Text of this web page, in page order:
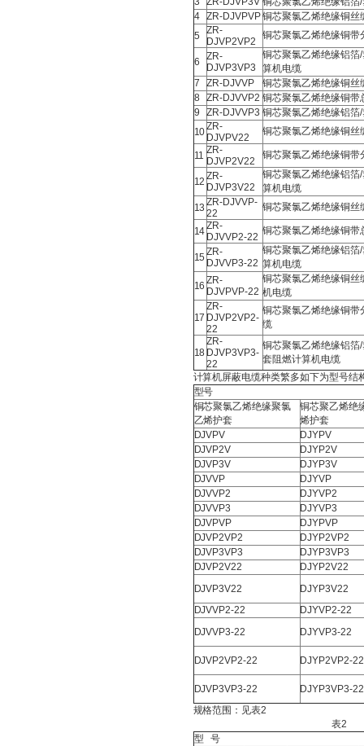
4
ZR-DJVPVP铜芯聚氯乙烯绝缘铜
5
ZR-
DJVP2VP2
铜芯聚氯乙烯绝缘铜
6
ZR-
DJVP3VP3
铜芯聚氯乙烯绝缘铝
算机电缆
7
ZR-DJVVP
铜芯聚氯乙烯绝缘铜
8
ZR-DJVVP2 铜芯聚氯乙烯绝缘铜
9
ZR-DJVVP3 铜芯聚氯乙烯绝缘铝
10ZR-
DJVPV22
铜芯聚氯乙烯绝缘铜
11 ZR-
DJVP2V22
铜芯聚氯乙烯绝缘铜
12 ZR-
DJVP3V22
铜芯聚氯乙烯绝缘铝
算机电缆
13 ZR-DJVVP-
22
铜芯聚氯乙烯绝缘铜
14ZR-
DJVVP2-22
铜芯聚氯乙烯绝缘铜
15 ZR-
DJVVP3-22
铜芯聚氯乙烯绝缘铝
算机电缆
16 ZR-
DJVPVP-22
铜芯聚氯乙烯绝缘铜
机电缆
17
ZR-
DJVP2VP2-
22
铜芯聚氯乙烯绝缘铜
缆
18
ZR-
DJVP3VP3-
22
铜芯聚氯乙烯绝缘铝
套阻燃计算机电缆
计算机屏蔽电缆种类繁多如下为型号结
型号
铜芯聚氯乙烯绝缘聚氯
乙烯护套
铜芯聚乙烯绝
烯护套
DJVPV
DJYPV
DJVP2V
DJYP2V
DJVP3V
DJYP3V
DJVVP
DJYVP
DJVVP2
DJYVP2
DJVVP3
DJYVP3
DJVPVP
DJYPVP
DJVP2VP2
DJYP2VP2
DJVP3VP3
DJYP3VP3
DJVP2V22
DJYP2V22
DJVP3V22
DJYP3V22
DJVVP2-22
DJYVP2-22
DJVVP3-22
DJYVP3-22
DJVP2VP2-22 DJYP2VP2-22
DJVP3VP3-22
DJYP3VP3-22
规格范围：见表2
表2
型 号